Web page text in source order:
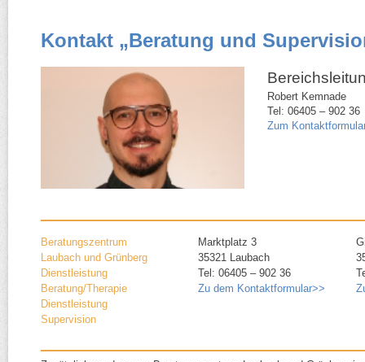
Kontakt „Beratung und
Robert Kemnade
Tel: 06405 – 902 36
Zum
Beratungszentrum
Laubach und Grünberg
Dienstleistung
Beratung/​Therapie
Dienstleistung
Supervision
Marktplatz 3
35321 Laubach
Tel: 06405 – 902 36
Zu dem Kontaktformular>>